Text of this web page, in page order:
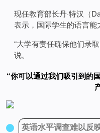
现任教育部长丹·特汉（
表示，国际学生的语言能
“大学有责任确保他们录
说。
“你可以通过我们吸引到的
英语水平调查难以反